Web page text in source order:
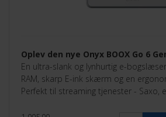
Oplev den nye Onyx BOOX Go 6
En ultra-slank og lynhurtig e-
RAM, skarp E-ink skærm og en
Perfekt til streaming tjenester - Saxo,